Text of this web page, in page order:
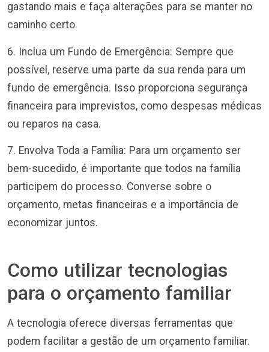
gastando mais e faça alterações para se manter no
caminho certo.
6. Inclua um Fundo de Emergência: Sempre que
possível, reserve uma parte da sua renda para um
fundo de emergência. Isso proporciona segurança
financeira para imprevistos, como despesas médicas
ou reparos na casa.
7. Envolva Toda a Família: Para um orçamento ser
bem-sucedido, é importante que todos na família
participem do processo. Converse sobre o
orçamento, metas financeiras e a importância de
economizar juntos.
Como utilizar tecnologias
para o orçamento familiar
A tecnologia oferece diversas ferramentas que
podem facilitar a gestão de um orçamento familiar.